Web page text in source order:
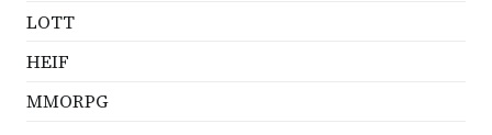
LOTT
HEIF
MMORPG